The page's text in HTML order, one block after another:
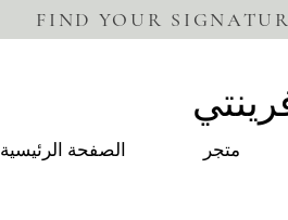
FIND YOUR
الصفحة الرئيسية متجر